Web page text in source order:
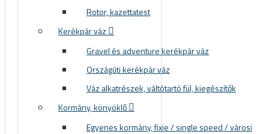
Rotor, kazettatest
Kerékpár váz
Gravel és adventure kerékpár váz
Országúti kerékpár váz
Váz alkatrészek, váltótartó fül, kiegészítők
Kormány, könyöklő
Egyenes kormány, fixie / single speed / városi